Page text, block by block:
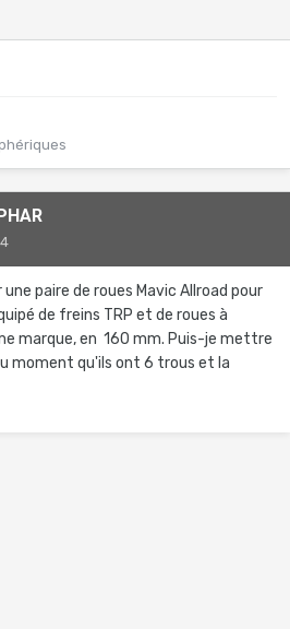
paire de roues Mavic Allroad pour
de freins TRP et de roues à
marque, en 160 mm. Puis-je mettre
moment qu'ils ont 6 trous et la